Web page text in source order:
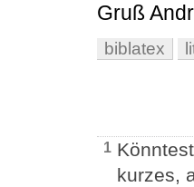
Gruß
biblatex
1
kurzes,